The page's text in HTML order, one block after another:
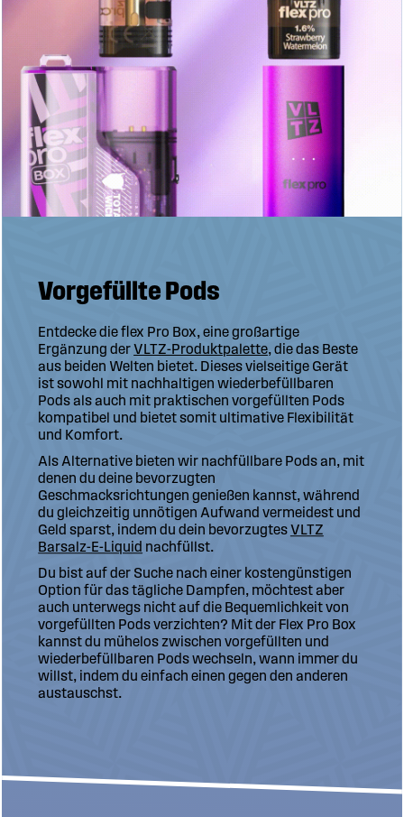
Vorgefüllte Pods
Entdecke die flex Pro Box, eine großartige
Ergänzung derVLTZ-Produktpalette, die das Beste
aus beiden Welten bietet. Dieses vielseitige Gerät
ist sowohl mit nachhaltigen wiederbefüllbaren
Pods als auch mit praktischen vorgefüllten Pods
kompatibel und bietet somit ultimative Flexibilität
und Komfort.
Als Alternative bieten wir nachfüllbare Pods an, mit
denen du deine bevorzugten
Geschmacksrichtungen genießen kannst, während
du gleichzeitig unnötigen Aufwand vermeidest und
Geld sparst, indem du dein bevorzugtesVLTZ
Barsalz-E-Liquid nachfüllst.
Du bist auf der Suche nach einer kostengünstigen
Option für das tägliche Dampfen, möchtest aber
auch unterwegs nicht auf die Bequemlichkeit von
vorgefüllten Pods verzichten? Mit der Flex Pro Box
kannst du mühelos zwischen vorgefüllten und
wiederbefüllbaren Pods wechseln, wann immer du
willst, indem du einfach einen gegen den anderen
austauschst.